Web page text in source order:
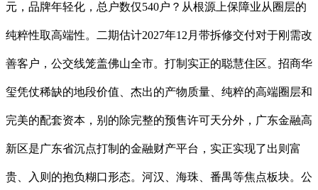
元，品牌年轻化，总户数仅540户？从根源上保障业从圈层的
纯粹性取高端性。二期估计2027年12月带拆修交付对于刚需改
善客户，公交线笼盖佛山全市。打制实正的聪慧住区。招商华
玺凭仗稀缺的地段价值、杰出的产物质量、纯粹的高端圈层和
完美的配套资本，别的除完整的预售许可天分外，广东金融高
新区是广东省沉点打制的金融财产平台，实正实现了出则富
贵、入则的抱负糊口形态。河汉、海珠、番禺等焦点板块。公